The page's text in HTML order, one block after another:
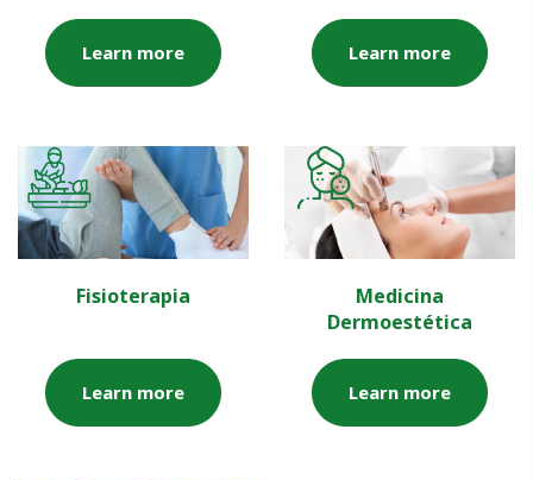
Learn more Learn more
Fisioterapia
Learn more
Medicina
Dermoestética
Learn more